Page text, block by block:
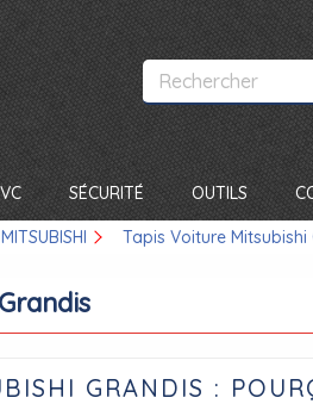
SÉCURITÉ OUTILS
Tapis Voiture Mitsubishi
GRANDIS :